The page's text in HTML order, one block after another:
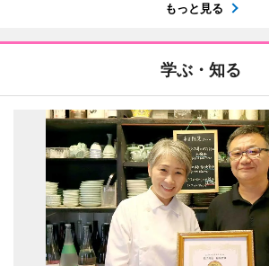
もっと見る
学ぶ・知る